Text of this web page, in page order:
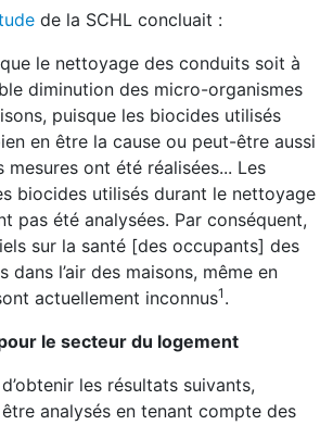
de la SCHL concluait :
que le nettoyage des conduits soit à
diminution des micro-organismes
puisque les biocides utilisés
en être la cause ou peut-être aussi
mesures ont été réalisées... Les
biocides utilisés durant le nettoyage
pas été analysées. Par conséquent,
sur la santé [des occupants] des
dans l’air des maisons, même en
actuellement inconnus1 .
le secteur du logement
les résultats suivants,
analysés en tenant compte des